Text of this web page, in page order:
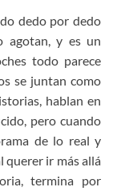
dedo por dedo
agotan, y es un
todo parece
se juntan como
hablan en
pero cuando
de lo real y
querer ir más allá
termina por